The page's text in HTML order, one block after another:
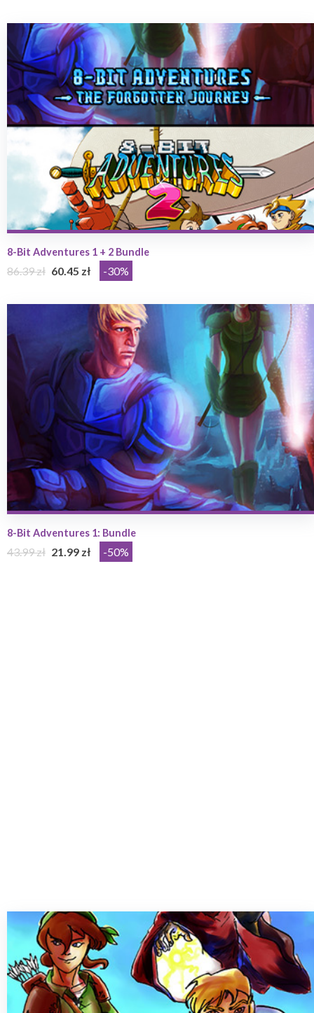
8-Bit Adventures 1 + 2 Bundle
86.39 zł 60.45 zł -30%
8-Bit Adventures 1: Bundle
43.99 zł 21.99 zł -50%